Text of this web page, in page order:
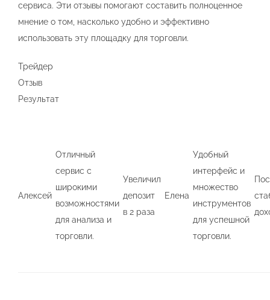
сервиса. Эти отзывы помогают составить полноценное
мнение о том, насколько удобно и эффективно
использовать эту площадку для торговли.
Трейдер
Отзыв
Результат
Алексей
Отличный
сервис с
широкими
возможностями
для анализа и
торговли.
Увеличил
депозит
в 2 раза
Елена
Удобный
интерфейс и
множество
инструментов
для успешной
торговли.